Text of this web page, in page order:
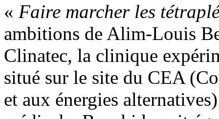
« Faire marcher les
ambitions de Alim-Louis
Clinatec, la clinique
situé sur le site du CEA
et aux énergies